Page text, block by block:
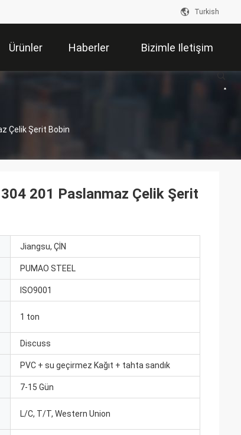
Turkish
Ürünler Haberler Bizimle Iletişim
Çelik Şerit Bobin
201 Paslanmaz Çelik Şerit
Jiangsu, ÇİN
PUMAO STEEL
ISO9001
1 ton
Discuss
PVC + su geçirmez Kağıt + tahta sandık
7-15 Gün
L/C, T/T, Western Union